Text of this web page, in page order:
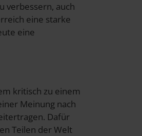
verbessern, auch
eine starke
eine
kritisch zu einem
Meinung nach
Dafür
Teilen der Welt